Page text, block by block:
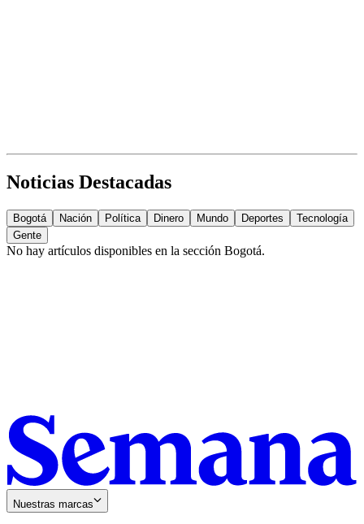
Noticias Destacadas
Bogotá Nación Política Dinero Mundo Deportes
Tecnología
Gente
No hay artículos disponibles en la sección Bogotá.
Nuestras marcas